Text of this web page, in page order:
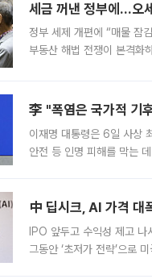
세금 꺼낸 정부에…오
정부 세제 개편에 “매물 잠
부동산 해법 전쟁이 본격화
李 "폭염은 국가적 기
이재명 대통령은 6일 사상
안전 등 인명 피해를 막는
中 딥시크, AI 가격 대
IPO 앞두고 수익성 제고
그동안 ‘초저가 전략’으로